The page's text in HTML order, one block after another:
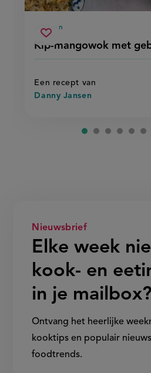
Kip-mangowok met
voorbereidingstijd
60 min
Een recept van
Danny Jansen
Sla
recept
kip-
mangowok
met
rijst
Nieuwsbrief
Elke week
kook- en
in je mailbox?
Ontvang het heerlijke
kooktips en populair
foodtrends.